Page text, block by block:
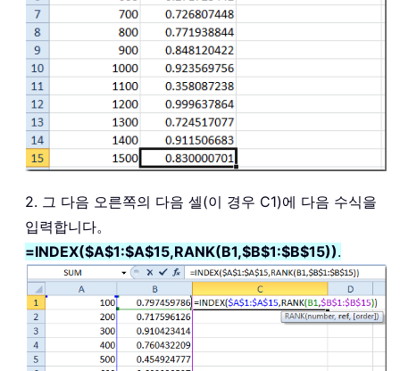
2. 그 다음 오른쪽의 다음 셀(이 경우 C1)에 다음 수식을
입력합니다。
=INDEX($A$1:$A$15,RANK(B1,$B$1:$B$15)).